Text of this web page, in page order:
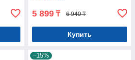
5 899 ₸ 6 940 ₸
Купить
–15%